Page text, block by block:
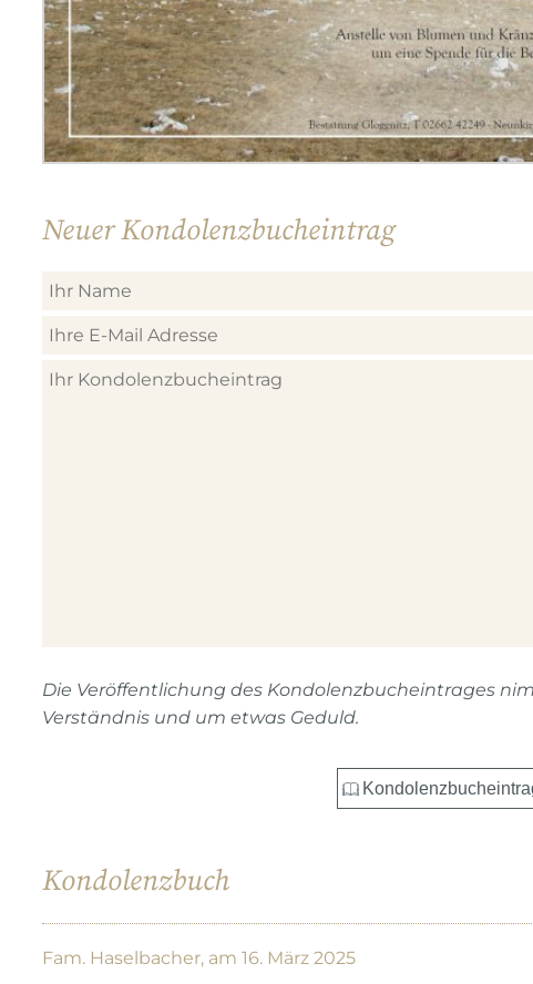
Neuer Kondolenzbucheintrag
Die Veröffentlichung des Kondolenzbucheintrages
Verständnis und um etwas Geduld.
Kondolenzbuch
Fam. Haselbacher, am 16. März 2025